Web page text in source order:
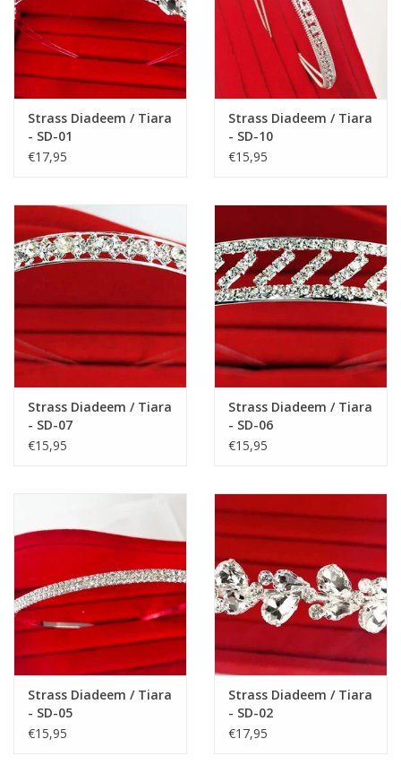
Strass Diadeem / Tiara
- SD-01
€17,95
Strass Diadeem / Tiara
- SD-10
€15,95
Strass Diadeem / Tiara
- SD-07
€15,95
Strass Diadeem / Tiara
- SD-06
€15,95
Strass Diadeem / Tiara
- SD-05
€15,95
Strass Diadeem / Tiara
- SD-02
€17,95